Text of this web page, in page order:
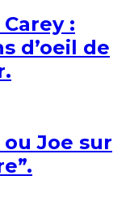
:
d’oeil de
Joe sur